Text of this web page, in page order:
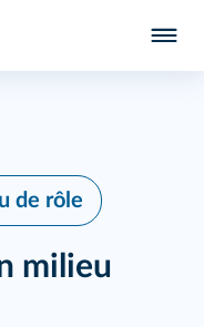
de rôle
milieu